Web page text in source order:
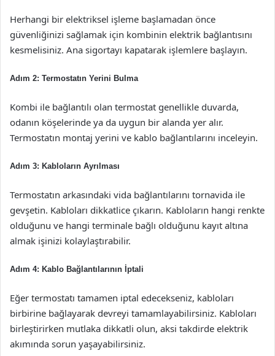
Herhangi bir elektriksel işleme başlamadan önce
güvenliğinizi sağlamak için kombinin elektrik bağlantısını
kesmelisiniz. Ana sigortayı kapatarak işlemlere başlayın.
Adım 2: Termostatın Yerini Bulma
Kombi ile bağlantılı olan termostat genellikle duvarda,
odanın köşelerinde ya da uygun bir alanda yer alır.
Termostatın montaj yerini ve kablo bağlantılarını inceleyin.
Adım 3: Kabloların Ayrılması
Termostatın arkasındaki vida bağlantılarını tornavida ile
gevşetin. Kabloları dikkatlice çıkarın. Kabloların hangi renkte
olduğunu ve hangi terminale bağlı olduğunu kayıt altına
almak işinizi kolaylaştırabilir.
Adım 4: Kablo Bağlantılarının İptali
Eğer termostatı tamamen iptal edecekseniz, kabloları
birbirine bağlayarak devreyi tamamlayabilirsiniz. Kabloları
birleştirirken mutlaka dikkatli olun, aksi takdirde elektrik
akımında sorun yaşayabilirsiniz.